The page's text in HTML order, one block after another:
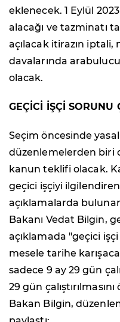
eklenecek. 1 Eylül
alacağı ve tazminatı
açılacak itirazın
davalarında
olacak.
GEÇİCİ İŞÇİ SORUNU
Seçim öncesinde
düzenlemelerden biri
kanun teklifi olacak.
geçici işçiyi
açıklamalarda
Bakanı Vedat Bilgin,
açıklamada "geçici
mesele tarihe
sadece 9 ay 29 gün
29 gün
Bakan Bilgin,